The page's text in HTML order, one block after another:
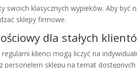
klasycznych wypieków. Aby być
sklepy firmowe.
dla stałych
klienci mogą liczyć na
personelem sklepu na temat dostępnych